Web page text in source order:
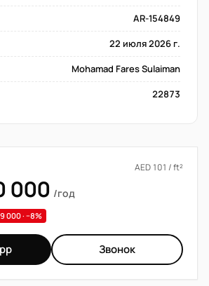
AR-154849
22 июля 2026 г.
Mohamad Fares Sulaiman
22873
AED 101 / ft²
000 /год
000 · −8%
Звонок